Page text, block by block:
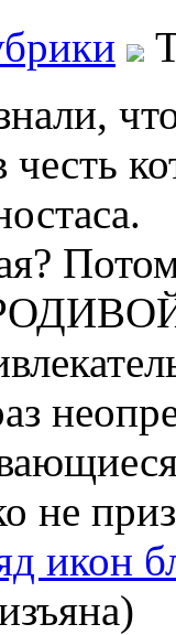
честь
не
икон